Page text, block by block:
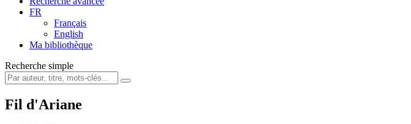
FR
Français
English
Ma bibliothèque
Recherche simple
Fil d'Ariane